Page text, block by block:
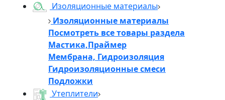
Изоляционные материалы
Изоляционные материалы
Посмотреть все товары раздела
Мастика,Праймер
Мембрана, Гидроизоляция
Гидроизоляционные смеси
Подложки
Утеплители